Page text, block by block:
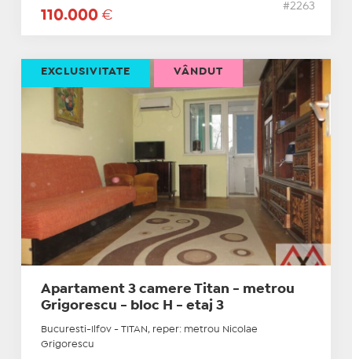
110.000 €
#2263
Apartament 3 camere Titan - metrou
Grigorescu - bloc H - etaj 3
Bucuresti-Ilfov - TITAN, reper: metrou Nicolae
Grigorescu
EXCLUSIVITATE VÂNDUT